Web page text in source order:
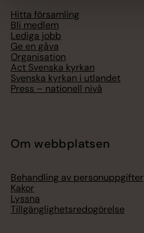
Hitta församling
Bli medlem
Lediga jobb
Ge en gåva
Organisation
Act Svenska kyrkan
Svenska kyrkan i utlandet
Press – nationell nivå
Om webbplatsen
Behandling av personuppgifter
Kakor
Lyssna
Tillgänglighetsredogörelse